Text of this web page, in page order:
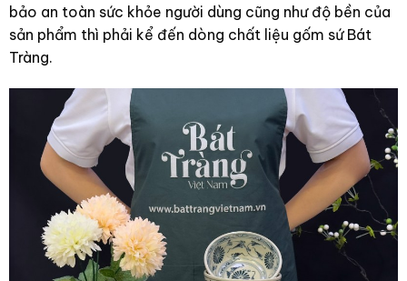
bảo an toàn sức khỏe người dùng cũng như độ bền của
sản phẩm thì phải kể đến dòng chất liệu gốm sứ Bát
Tràng.